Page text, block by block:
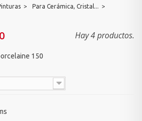
> Para Cerámica, Cristal... >
Hay 4 productos.
150